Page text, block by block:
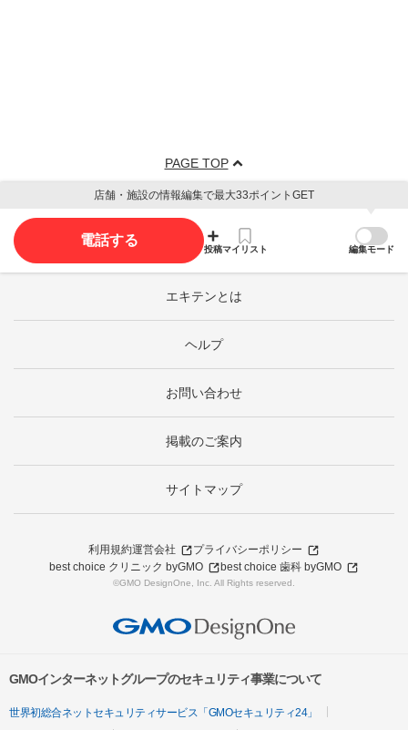
PAGE TOP
店舗・施設の情報編集で最大33ポイントGET
電話する
投稿マイリスト 編集モード
エキテンとは
ヘルプ
お問い合わせ
掲載のご案内
サイトマップ
利用規約運営会社
プライバシーポリシー
best choice クリニック byGMO
best choice 歯科 byGMO
©GMO DesignOne, Inc. All Rights reserved.
GMOインターネットグループのセキュリティ事業について
世界初総合ネットセキュリティサービス「GMOセキュリティ24」